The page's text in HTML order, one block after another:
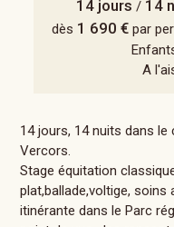
14 jours / 14
dès 1 690 €par
A
14 jours, 14 nuits dans le
Vercors.
Stage équitation
plat,ballade,voltige, soins
itinérante dans le Parc